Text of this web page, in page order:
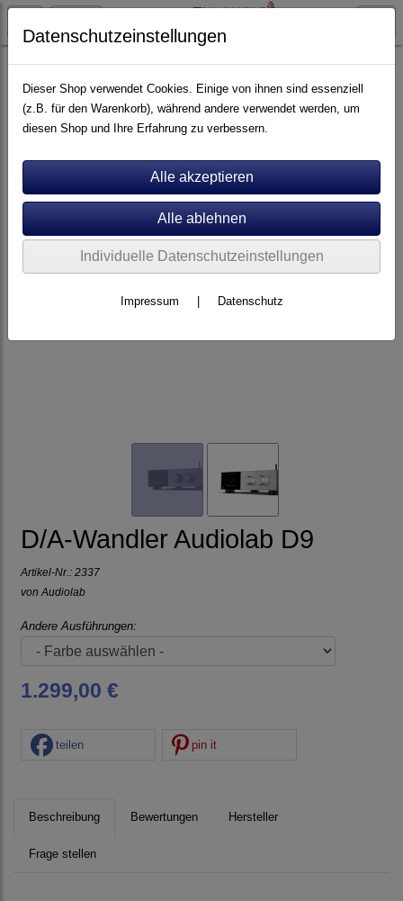
Artikel nach Marken A - E Audiolab
D/A-Wandler Audiolab D9
Artikel-Nr.: 2337
von Audiolab
Andere Ausführungen:
1.299,00 €
teilen pin it
Beschreibung Bewertungen Hersteller
Frage stellen
Datenschutzeinstellungen
Dieser Shop verwendet Cookies. Einige von ihnen sind essenziell
(z.B. für den Warenkorb), während andere verwendet werden, um
diesen Shop und Ihre Erfahrung zu verbessern.
Individuelle Datenschutzeinstellungen
Impressum Datenschutz